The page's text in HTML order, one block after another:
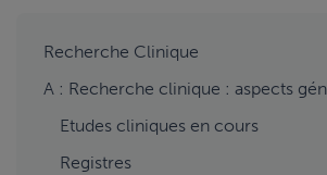
aside
Recherche Clinique
A : Recherche clinique : aspects
Etudes cliniques en cours
Registres